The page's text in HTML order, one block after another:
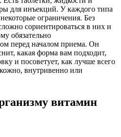
для инъекций. У каждого типа
ограничения. Без
сориентироваться в них и
обязательно
перед началом приема. Он
какая форма вам подходит,
и посоветует, как лучше всего
внутривенно или
витамин